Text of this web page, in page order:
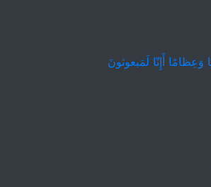
وَعِظامًا أَإِنّا لَمَبعوثونَ